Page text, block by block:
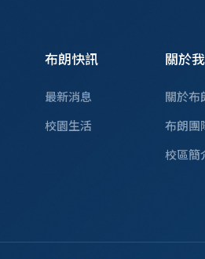
布朗快訊
最新消息
校園生活
關於
關於布
布朗團
校區簡